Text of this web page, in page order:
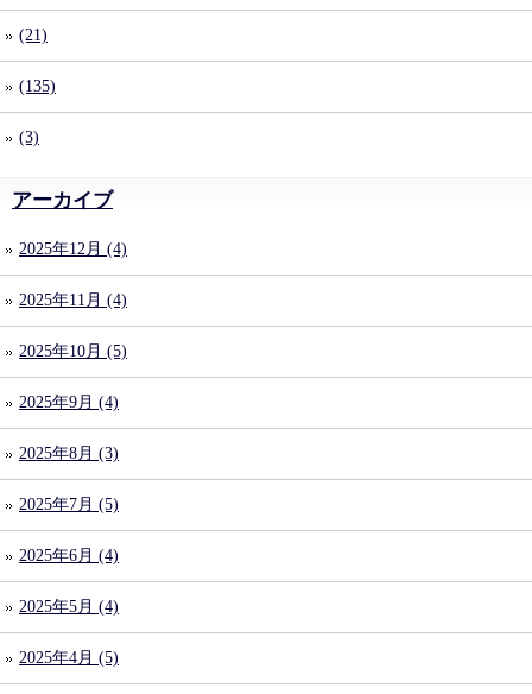
(21)
(135)
(3)
アーカイブ
2025年12月 (4)
2025年11月 (4)
2025年10月 (5)
2025年9月 (4)
2025年8月 (3)
2025年7月 (5)
2025年6月 (4)
2025年5月 (4)
2025年4月 (5)